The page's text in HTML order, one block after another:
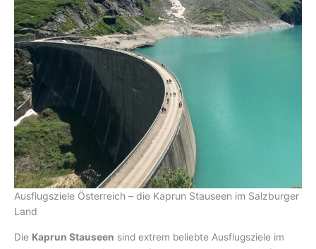
Ausflugsziele Österreich – die Kaprun Stauseen im Salzburger
Land
Die Kaprun Stauseen sind extrem beliebte Ausflugsziele im